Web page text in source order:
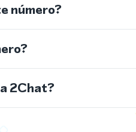
número?
2Chat?